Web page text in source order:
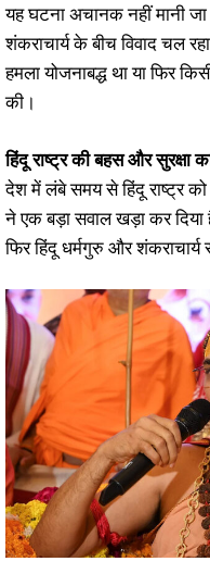
यह घटना अचानक नहीं मानी
शंकराचार्य के बीच विवाद चल
हमला योजनाबद्ध था या फिर
की।
हिंदू राष्ट्र की बहस और सुरक्षा
देश में लंबे समय से हिंदू राष्ट्र
ने एक बड़ा सवाल खड़ा कर दिया
फिर हिंदू धर्मगुरु और शंकराचार्य